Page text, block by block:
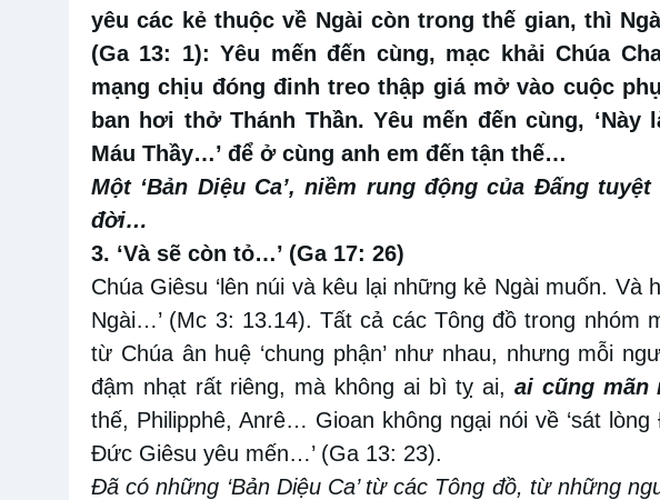
yêu các kẻ thuộc về Ngài còn trong thế gian, thì
(Ga 13: 1): Yêu mến đến cùng, mạc khải Chúa
mạng chịu đóng đinh treo thập giá mở vào cuộc
ban hơi thở Thánh Thần. Yêu mến đến cùng, ‘Này
Máu Thầy…’ để ở cùng anh em đến tận thế…
Một ‘Bản Diệu Ca’, niềm rung động của Đấng
đời…
3. ‘Và sẽ còn tỏ…’ (Ga 17: 26)
Chúa Giêsu ‘lên núi và kêu lại những kẻ Ngài muốn.
Ngài…’ (Mc 3: 13.14). Tất cả các Tông đồ trong nhóm
từ Chúa ân huệ ‘chung phận’ như nhau, nhưng mỗi
đậm nhạt rất riêng, mà không ai bì tỵ ai, ai cũng mãn
thế, Philipphê, Anrê… Gioan không ngại nói về ‘sát
Đức Giêsu yêu mến…’ (Ga 13: 23).
Đã có những ‘Bản Diệu Ca’ từ các Tông đồ, từ những